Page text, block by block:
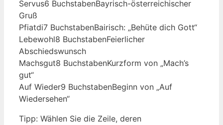
Servus6 BuchstabenBayrisch-österreichischer
Gruß
Pfiatdi7 BuchstabenBairisch: „Behüte dich Gott“
Lebewohl8 BuchstabenFeierlicher
Abschiedswunsch
Machsgut8 BuchstabenKurzform von „Mach’s
gut“
Auf Wieder9 BuchstabenBeginn von „Auf
Wiedersehen“
Tipp: Wählen Sie die Zeile, deren